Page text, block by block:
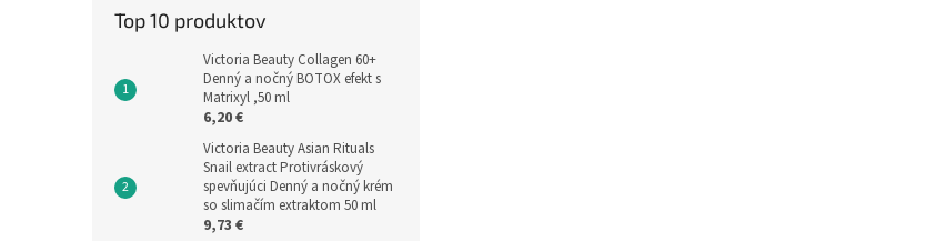
Top 10 produktov
Victoria Beauty Collagen 60+
Denný a nočný BOTOX efekt s
Matrixyl ,50 ml
6,20 €
Victoria Beauty Asian Rituals
Snail extract Protivráskový
spevňujúci Denný a nočný krém
so slimačím extraktom 50 ml
9,73 €